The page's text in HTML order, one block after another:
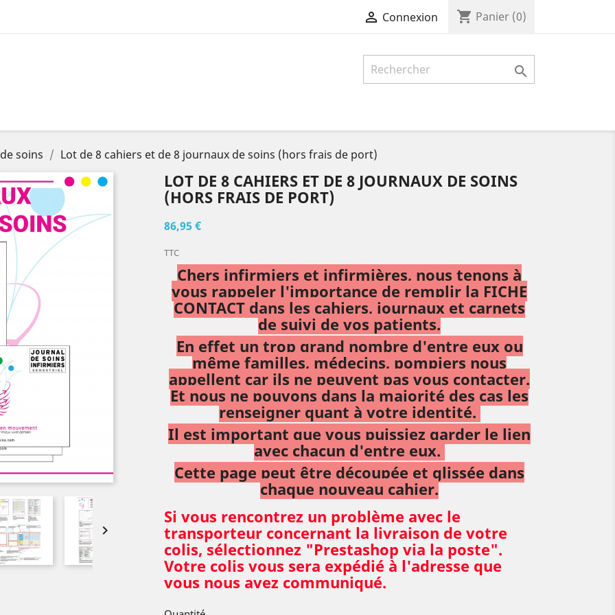
 Connexion shopping_cart Panier (0)

soins Lot de 8 cahiers et de 8 journaux de soins (hors frais de port)

LOT DE 8 CAHIERS ET DE 8 JOURNAUX DE SOINS
(HORS FRAIS DE PORT)
86,95 €
TTC
Chers infirmiers et infirmières, nous tenons à
vous rappeler l'importance de remplir la FICHE
CONTACT dans les cahiers, journaux et carnets
de suivi de vos patients.
En effet un trop grand nombre d'entre eux ou
même familles, médecins, pompiers nous
appellent car ils ne peuvent pas vous contacter.
Et nous ne pouvons dans la majorité des cas les
renseigner quant à votre identité.
Il est important que vous puissiez garder le lien
avec chacun d'entre eux.
Cette page peut être découpée et glissée dans
chaque nouveau cahier.
Si vous rencontrez un problème avec le
transporteur concernant la livraison de votre
colis, sélectionnez "Prestashop via la poste".
Votre colis vous sera expédié à l'adresse que
vous nous avez communiqué.